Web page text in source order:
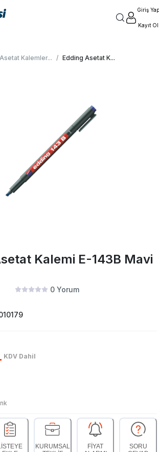
Giriş Yap
Kayıt Ol
Asetat Kalemler... / Edding Asetat K...
Kalemi E-143B Mavi
0 Yorum
KDV Dahil
KURUMSAL
FİYAT
SORU